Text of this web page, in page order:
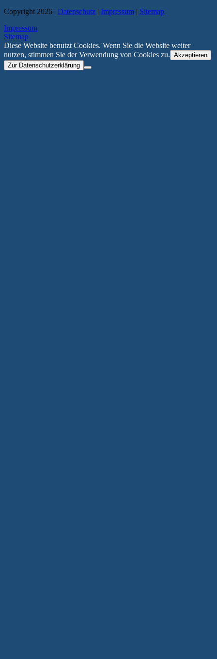
Copyright 2026 | Datenschutz | Impressum | Sitemap
Impressum
Sitemap
Diese Website benutzt Cookies. Wenn Sie die Website weiter
nutzen, stimmen Sie der Verwendung von Cookies zu. Akzeptieren
Zur Datenschutzerklärung